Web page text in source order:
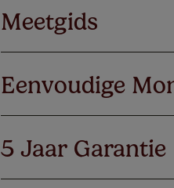
Meetgids
Eenvoudige
5 Jaar Garantie